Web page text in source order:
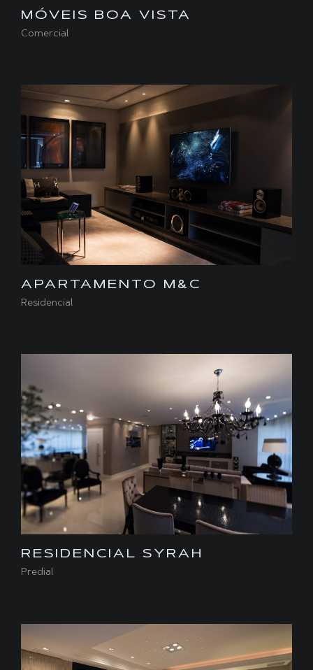
MÓVEIS BOA VISTA
Comercial
APARTAMENTO M&C
Residencial
RESIDENCIAL SYRAH
Predial